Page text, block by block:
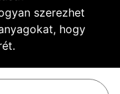
szerezhet
hogy